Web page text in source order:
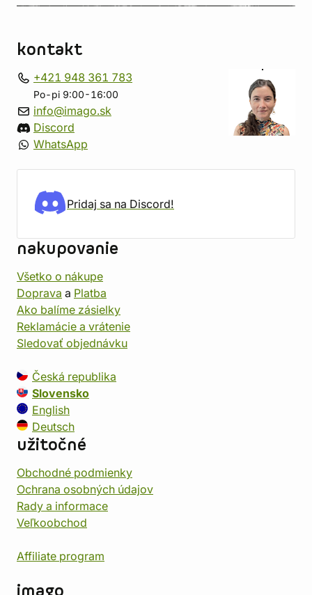
kontakt
+421 948 361 783
Po-pi 9:00-16:00
info@imago.sk
Discord
WhatsApp
Pridaj sa na Discord!
nakupovanie
Všetko o nákupe
Doprava a Platba
Ako balíme zásielky
Reklamácie a vrátenie
Sledovať objednávku
Česká republika
Slovensko
English
Deutsch
užitočné
Obchodné podmienky
Ochrana osobných údajov
Rady a informace
Veľkoobchod
Affiliate program